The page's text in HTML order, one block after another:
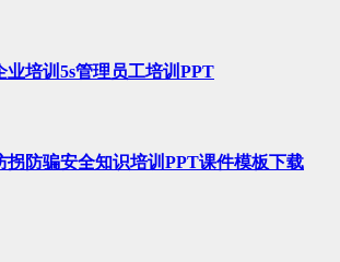
业培训5s管理员工培训PPT
拐防骗安全知识培训PPT课件模板下载